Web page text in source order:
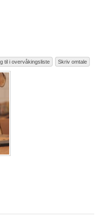
til i overvåkingsliste Skriv omtale